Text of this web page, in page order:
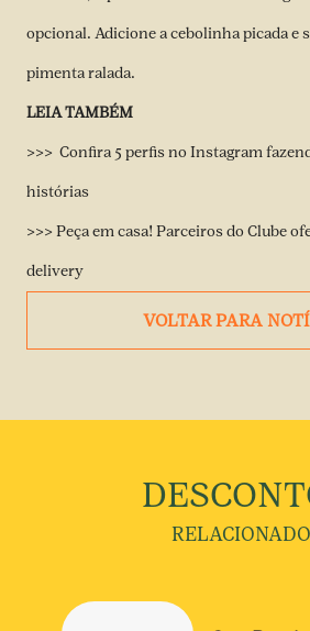
opcional. Adicione a cebolinha picada e
pimenta ralada.
LEIA TAMBÉM
>>> Confira 5 perfis no Instagram
histórias
>>> Peça em casa! Parceiros do Clube
delivery
VOLTAR PARA